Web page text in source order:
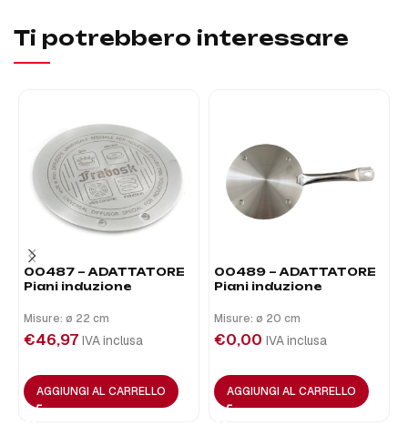
Ti potrebbero interessare
00487 – ADATTATORE
Piani induzione
Misure: ø 22 cm
€46,97 IVA inclusa
AGGIUNGI AL CARRELLO
00489 – ADATTATORE
Piani induzione
Misure: ø 20 cm
€0,00 IVA inclusa
AGGIUNGI AL CARRELLO